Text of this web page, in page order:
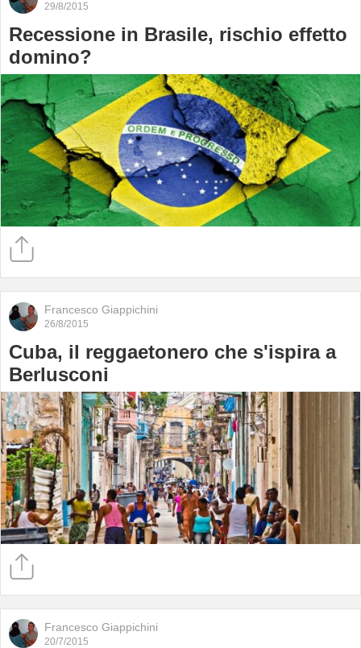
29/8/2015
Recessione in Brasile, rischio effetto
domino?
Francesco Giappichini
26/8/2015
Cuba, il reggaetonero che s'ispira a
Berlusconi
Francesco Giappichini
20/7/2015